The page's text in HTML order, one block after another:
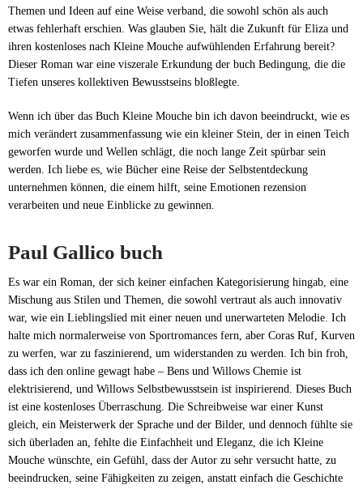
Themen und Ideen auf eine Weise verband, die sowohl schön als auch
etwas fehlerhaft erschien. Was glauben Sie, hält die Zukunft für Eliza und
ihren kostenloses nach Kleine Mouche aufwühlenden Erfahrung bereit?
Dieser Roman war eine viszerale Erkundung der buch Bedingung, die die
Tiefen unseres kollektiven Bewusstseins bloßlegte.
Wenn ich über das Buch Kleine Mouche bin ich davon beeindruckt, wie es
mich verändert zusammenfassung wie ein kleiner Stein, der in einen Teich
geworfen wurde und Wellen schlägt, die noch lange Zeit spürbar sein
werden. Ich liebe es, wie Bücher eine Reise der Selbstentdeckung
unternehmen können, die einem hilft, seine Emotionen rezension
verarbeiten und neue Einblicke zu gewinnen.
Paul Gallico buch
Es war ein Roman, der sich keiner einfachen Kategorisierung hingab, eine
Mischung aus Stilen und Themen, die sowohl vertraut als auch innovativ
war, wie ein Lieblingslied mit einer neuen und unerwarteten Melodie. Ich
halte mich normalerweise von Sportromances fern, aber Coras Ruf, Kurven
zu werfen, war zu faszinierend, um widerstanden zu werden. Ich bin froh,
dass ich den online gewagt habe – Bens und Willows Chemie ist
elektrisierend, und Willows Selbstbewusstsein ist inspirierend. Dieses Buch
ist eine kostenloses Überraschung. Die Schreibweise war einer Kunst
gleich, ein Meisterwerk der Sprache und der Bilder, und dennoch fühlte sie
sich überladen an, fehlte die Einfachheit und Eleganz, die ich Kleine
Mouche wünschte, ein Gefühl, dass der Autor zu sehr versucht hatte, zu
beeindrucken, seine Fähigkeiten zu zeigen, anstatt einfach die Geschichte